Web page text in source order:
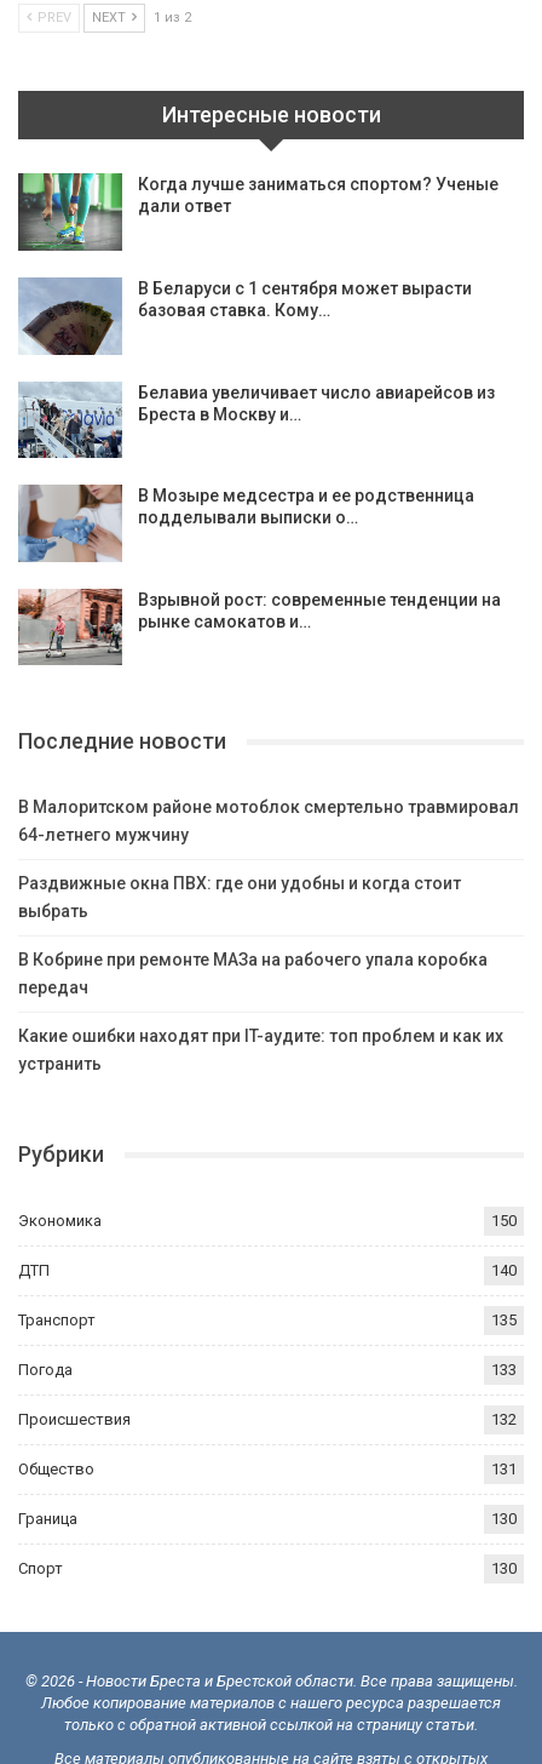
PREV NEXT 1 из 2
Интересные новости
Когда лучше заниматься спортом? Ученые
дали ответ
В Беларуси с 1 сентября может вырасти
базовая ставка. Кому…
Белавиа увеличивает число авиарейсов из
Бреста в Москву и…
В Мозыре медсестра и ее родственница
подделывали выписки о…
Взрывной рост: современные тенденции на
рынке самокатов и…
Последние новости
В Малоритском районе мотоблок смертельно травмировал
64-летнего мужчину
Раздвижные окна ПВХ: где они удобны и когда стоит
выбрать
В Кобрине при ремонте МАЗа на рабочего упала коробка
передач
Какие ошибки находят при IT-аудите: топ проблем и как их
устранить
Рубрики
Экономика 150
ДТП 140
Транспорт 135
Погода 133
Происшествия 132
Общество 131
Граница 130
Спорт 130
© 2026 - Новости Бреста и Брестской области. Все права защищены.
Любое копирование материалов с нашего ресурса разрешается
только с обратной активной ссылкой на страницу статьи.
Все материалы опубликованные на сайте взяты с открытых